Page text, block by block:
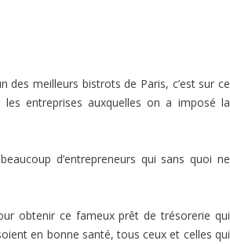
des meilleurs bistrots de Paris, c’est sur ce
entreprises auxquelles on a imposé la
d’entrepreneurs qui sans quoi ne
obtenir ce fameux prêt de trésorerie qui
en bonne santé, tous ceux et celles qui